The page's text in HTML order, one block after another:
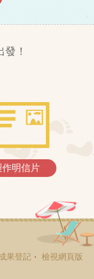
！
作明信片
果登記 檢視網頁版